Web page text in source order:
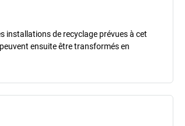
installations de recyclage prévues à cet
ensuite être transformés en